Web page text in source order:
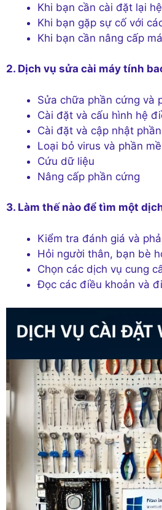
Khi bạn cần cài đặt lại
Khi bạn gặp sự cố với
Khi bạn cần nâng cấp
2. Dịch vụ sửa cài máy tính
Sửa chữa phần cứng và
Cài đặt và cấu hình hệ
Cài đặt và cập nhật
Loại bỏ virus và phần
Cứu dữ liệu
Nâng cấp phần cứng
3. Làm thế nào để tìm một
Kiểm tra đánh giá và
Hỏi người thân, bạn bè
Chọn các dịch vụ cung
Đọc các điều khoản và